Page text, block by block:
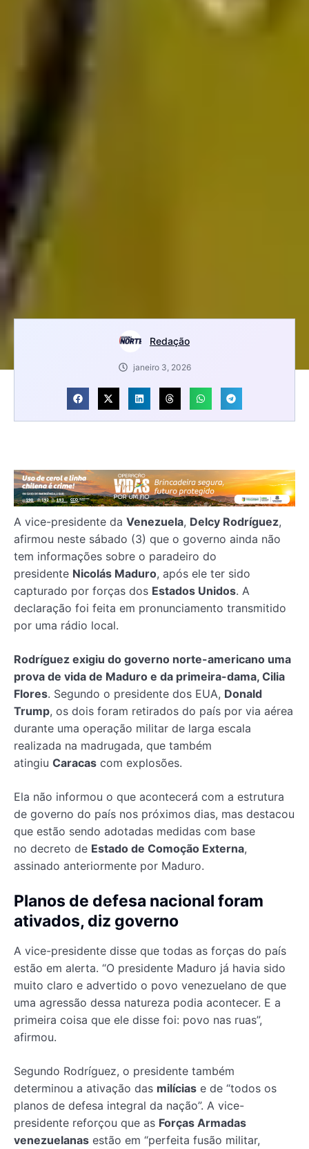
Redação
janeiro 3, 2026
A vice-presidente da Venezuela, Delcy Rodríguez,
afirmou neste sábado (3) que o governo ainda não
tem informações sobre o paradeiro do
presidente Nicolás Maduro, após ele ter sido
capturado por forças dos Estados Unidos. A
declaração foi feita em pronunciamento transmitido
por uma rádio local.
Rodríguez exigiu do governo norte-americano uma
prova de vida de Maduro e da primeira-dama, Cilia
Flores. Segundo o presidente dos EUA, Donald
Trump, os dois foram retirados do país por via aérea
durante uma operação militar de larga escala
realizada na madrugada, que também
atingiu Caracas com explosões.
Ela não informou o que acontecerá com a estrutura
de governo do país nos próximos dias, mas destacou
que estão sendo adotadas medidas com base
no decreto de Estado de Comoção Externa,
assinado anteriormente por Maduro.
Planos de defesa nacional foram
ativados, diz governo
A vice-presidente disse que todas as forças do país
estão em alerta. “O presidente Maduro já havia sido
muito claro e advertido o povo venezuelano de que
uma agressão dessa natureza podia acontecer. E a
primeira coisa que ele disse foi: povo nas ruas”,
afirmou.
Segundo Rodríguez, o presidente também
determinou a ativação das milícias e de “todos os
planos de defesa integral da nação”. A vice-
presidente reforçou que as Forças Armadas
venezuelanas estão em “perfeita fusão militar,